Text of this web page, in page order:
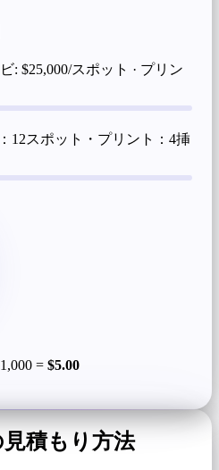
: $25,000/スポット · プリン
12スポット・プリント：4挿
= $5.00
積もり方法